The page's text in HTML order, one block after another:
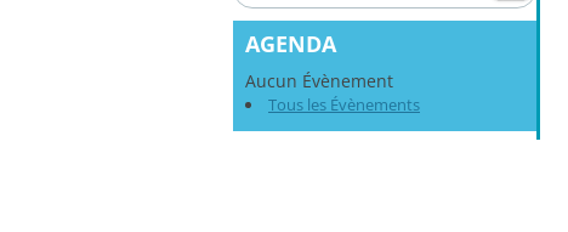
AGENDA
Aucun Évènement
Tous les Évènements